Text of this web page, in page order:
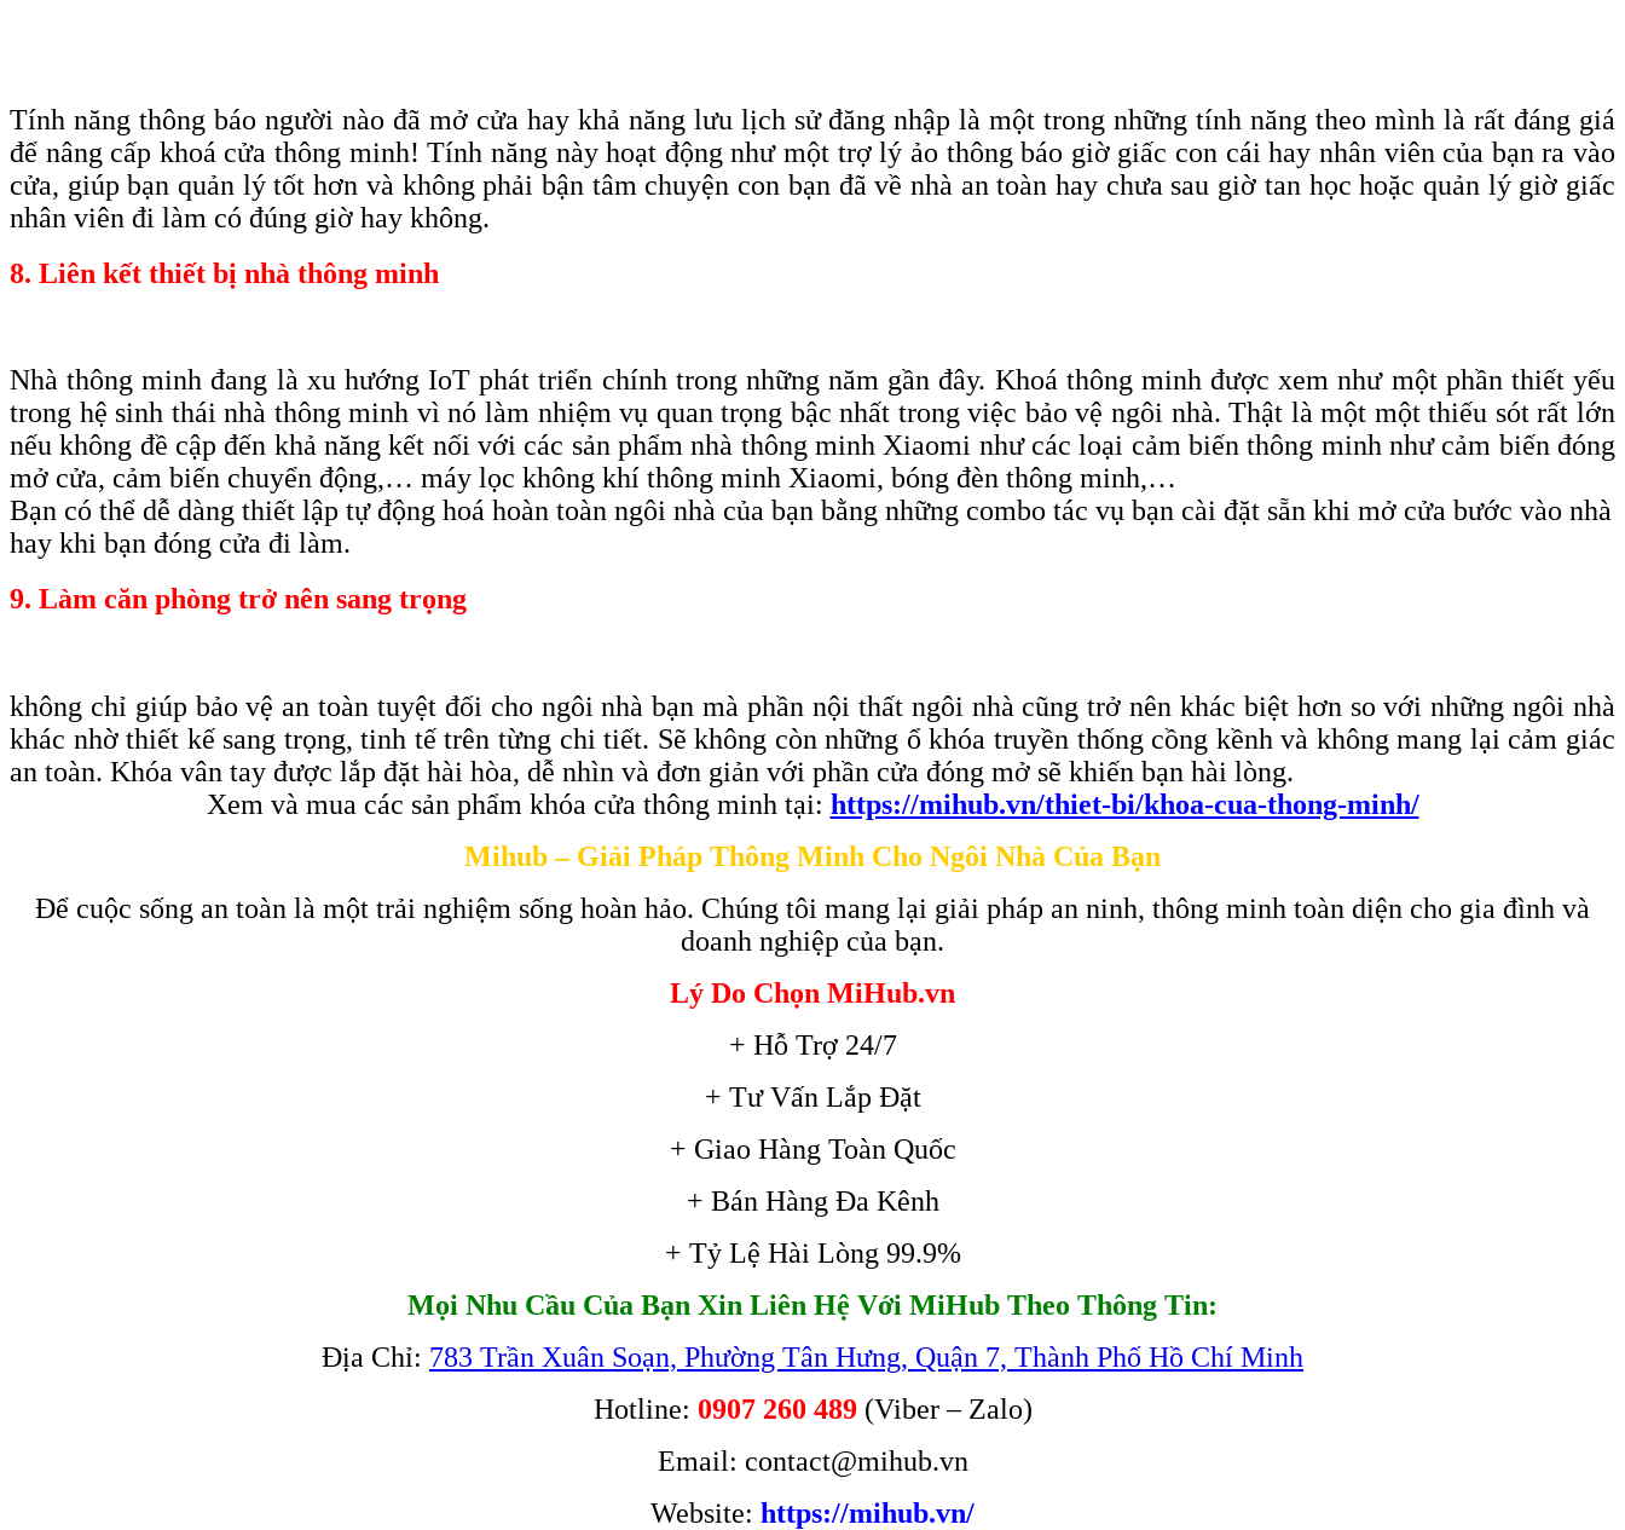
Tính năng thông báo người nào đã mở cửa hay khả năng lưu lịch sử đăng nhập là một trong những tính năng theo mình là rất đáng giá
để nâng cấp khoá cửa thông minh! Tính năng này hoạt động như một trợ lý ảo thông báo giờ giấc con cái hay nhân viên của bạn ra vào
cửa, giúp bạn quản lý tốt hơn và không phải bận tâm chuyện con bạn đã về nhà an toàn hay chưa sau giờ tan học hoặc quản lý giờ giấc
nhân viên đi làm có đúng giờ hay không.
8. Liên kết thiết bị nhà thông minh
Nhà thông minh đang là xu hướng IoT phát triển chính trong những năm gần đây. Khoá thông minh được xem như một phần thiết yếu
trong hệ sinh thái nhà thông minh vì nó làm nhiệm vụ quan trọng bậc nhất trong việc bảo vệ ngôi nhà. Thật là một một thiếu sót rất lớn
nếu không đề cập đến khả năng kết nối với các sản phẩm nhà thông minh Xiaomi như các loại cảm biến thông minh như cảm biến đóng
mở cửa, cảm biến chuyển động,… máy lọc không khí thông minh Xiaomi, bóng đèn thông minh,…
Bạn có thể dễ dàng thiết lập tự động hoá hoàn toàn ngôi nhà của bạn bằng những combo tác vụ bạn cài đặt sẵn khi mở cửa bước vào nhà
hay khi bạn đóng cửa đi làm.
9. Làm căn phòng trở nên sang trọng
không chỉ giúp bảo vệ an toàn tuyệt đối cho ngôi nhà bạn mà phần nội thất ngôi nhà cũng trở nên khác biệt hơn so với những ngôi nhà
khác nhờ thiết kế sang trọng, tinh tế trên từng chi tiết. Sẽ không còn những ổ khóa truyền thống cồng kềnh và không mang lại cảm giác
an toàn. Khóa vân tay được lắp đặt hài hòa, dễ nhìn và đơn giản với phần cửa đóng mở sẽ khiến bạn hài lòng.
Xem và mua các sản phẩm khóa cửa thông minh tại: https://mihub.vn/thiet-bi/khoa-cua-thong-minh/
Mihub – Giải Pháp Thông Minh Cho Ngôi Nhà Của Bạn
Để cuộc sống an toàn là một trải nghiệm sống hoàn hảo. Chúng tôi mang lại giải pháp an ninh, thông minh toàn diện cho gia đình và
doanh nghiệp của bạn.
Lý Do Chọn MiHub.vn
+ Hỗ Trợ 24/7
+ Tư Vấn Lắp Đặt
+ Giao Hàng Toàn Quốc
+ Bán Hàng Đa Kênh
+ Tỷ Lệ Hài Lòng 99.9%
Mọi Nhu Cầu Của Bạn Xin Liên Hệ Với MiHub Theo Thông Tin:
Địa Chỉ: 783 Trần Xuân Soạn, Phường Tân Hưng, Quận 7, Thành Phố Hồ Chí Minh
Hotline: 0907 260 489(Viber – Zalo)
Email: contact@mihub.vn
Website: https://mihub.vn/